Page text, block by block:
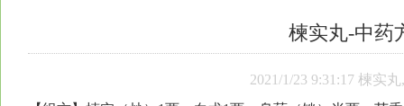
楝实丸-中药
2021/1/23 9:31:17 楝实